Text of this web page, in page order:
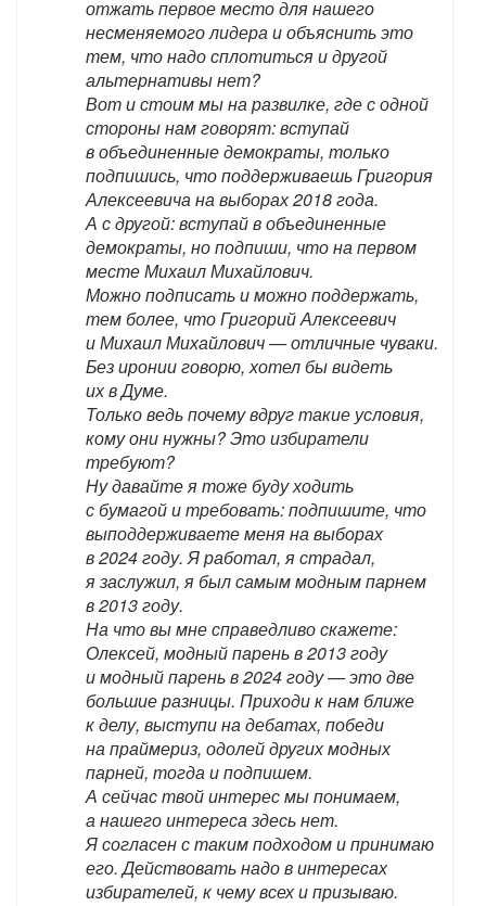
отжать первое место для нашего
несменяемого лидера и объяснить это
тем, что надо сплотиться и другой
альтернативы нет?
Вот и стоим мы на развилке, где с одной
стороны нам говорят: вступай
в объединенные демократы, только
подпишись, что поддерживаешь Григория
Алексеевича на выборах 2018 года.
А с другой: вступай в объединенные
демократы, но подпиши, что на первом
месте Михаил Михайлович.
Можно подписать и можно поддержать,
тем более, что Григорий Алексеевич
и Михаил Михайлович — отличные чуваки.
Без иронии говорю, хотел бы видеть
их в Думе.
Только ведь почему вдруг такие условия,
кому они нужны? Это избиратели
требуют?
Ну давайте я тоже буду ходить
с бумагой и требовать: подпишите, что
выподдерживаете меня на выборах
в 2024 году. Я работал, я страдал,
я заслужил, я был самым модным парнем
в 2013 году.
На что вы мне справедливо скажете:
Олексей, модный парень в 2013 году
и модный парень в 2024 году — это две
большие разницы. Приходи к нам ближе
к делу, выступи на дебатах, победи
на праймериз, одолей других модных
парней, тогда и подпишем.
А сейчас твой интерес мы понимаем,
а нашего интереса здесь нет.
Я согласен с таким подходом и принимаю
его. Действовать надо в интересах
избирателей, к чему всех и призываю.